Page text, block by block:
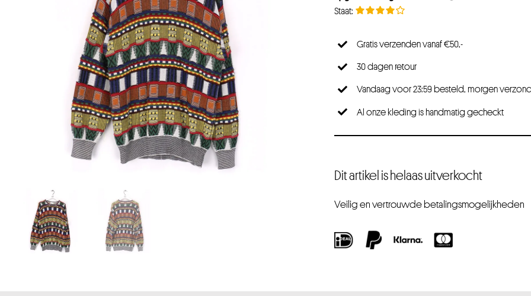
Gratis verzenden vanaf €50,-
30 dagen retour
Vandaag voor 23:59 besteld, morgen
Al onze kleding is handmatig gecheckt
Dit artikel is helaas uitverkocht
Veilig en vertrouwde betalingsmogelijkheden